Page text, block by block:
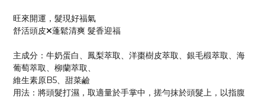
旺來開運，髮現好福氣
舒活頭皮🞫蓬鬆清爽 髮香迎福
主成分：牛奶蛋白、鳳梨萃取、洋棗樹皮萃取、銀毛椴萃取、海
葡萄萃取、柳蘭萃取、
維生素原B5、甜菜鹼
用法：將頭髮打濕，取適量於手掌中，搓勻抹於頭髮上，以指腹